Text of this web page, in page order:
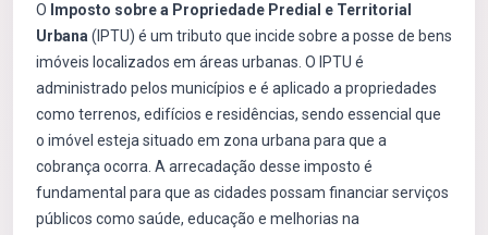
O Imposto sobre a Propriedade Predial e Territorial
Urbana (IPTU) é um tributo que incide sobre a posse de bens
imóveis localizados em áreas urbanas. O IPTU é
administrado pelos municípios e é aplicado a propriedades
como terrenos, edifícios e residências, sendo essencial que
o imóvel esteja situado em zona urbana para que a
cobrança ocorra. A arrecadação desse imposto é
fundamental para que as cidades possam financiar serviços
públicos como saúde, educação e melhorias na